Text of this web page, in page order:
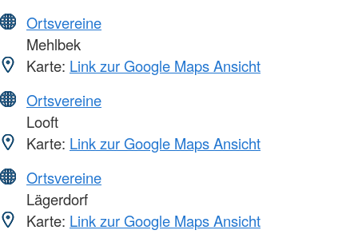
Ortsvereine
Mehlbek
Karte: Link zur Google Maps Ansicht
Ortsvereine
Looft
Karte: Link zur Google Maps Ansicht
Ortsvereine
Lägerdorf
Karte: Link zur Google Maps Ansicht